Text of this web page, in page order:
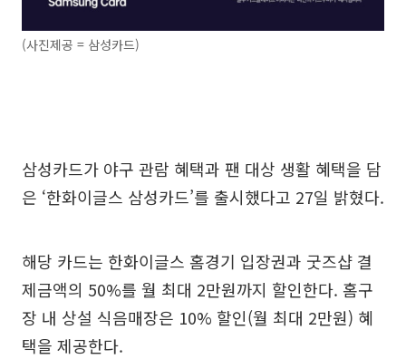
(사진제공 = 삼성카드)
삼성카드가 야구 관람 혜택과 팬 대상 생활 혜택을 담
은 ‘한화이글스 삼성카드’를 출시했다고 27일 밝혔다.
해당 카드는 한화이글스 홈경기 입장권과 굿즈샵 결
제금액의 50%를 월 최대 2만원까지 할인한다. 홈구
장 내 상설 식음매장은 10% 할인(월 최대 2만원) 혜
택을 제공한다.